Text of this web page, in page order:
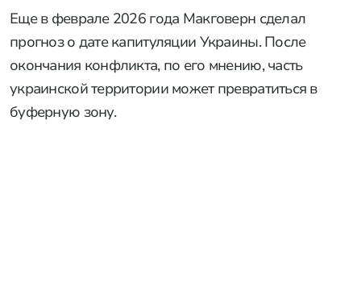
Еще в феврале 2026 года Макговерн сделал
прогноз о дате капитуляции Украины. После
окончания конфликта, по его мнению, часть
украинской территории может превратиться в
буферную зону.